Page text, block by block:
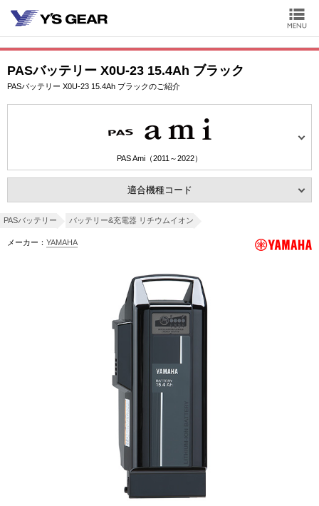
PASバッテリー X0U-23 15.4Ah ブラック
PASバッテリー X0U-23 15.4Ah ブラックのご紹介
PAS Ami（2011～2022）
適合機種コード
PASバッテリー バッテリー&充電器 リチウムイオン
メーカー： YAMAHA